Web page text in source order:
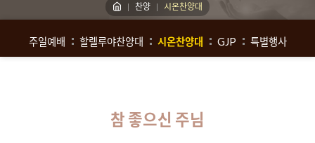
찬양 시온찬양대
주일예배 할렐루야찬양대 시온찬양대 GJP 특별행사
참 좋으신 주님